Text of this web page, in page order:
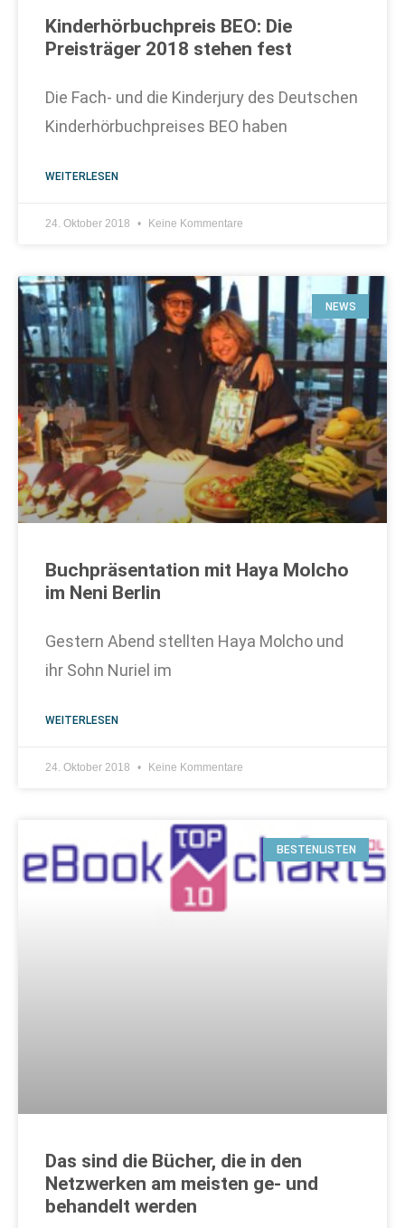
Kinderhörbuchpreis BEO: Die
Preisträger 2018 stehen fest
Die Fach- und die Kinderjury des Deutschen
Kinderhörbuchpreises BEO haben
WEITERLESEN
24. Oktober 2018 Keine Kommentare
NEWS
Buchpräsentation mit Haya Molcho
im Neni Berlin
Gestern Abend stellten Haya Molcho und
ihr Sohn Nuriel im
WEITERLESEN
24. Oktober 2018 Keine Kommentare
BESTENLISTEN
Das sind die Bücher, die in den
Netzwerken am meisten ge- und
behandelt werden